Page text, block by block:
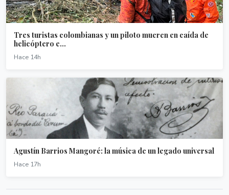
Tres turistas colombianas y un piloto mueren en caída de
helicóptero e...
Hace 14h
Agustín Barrios Mangoré: la música de un legado universal
Hace 17h